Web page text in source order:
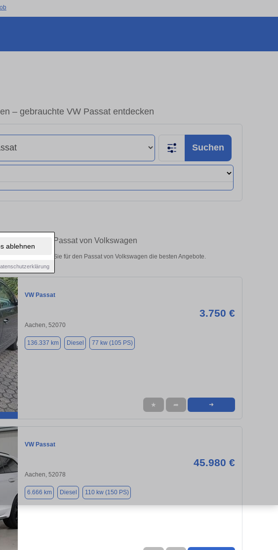
ablehnen
– gebrauchte VW Passat entdecken
Suchen
gebrauchten Passat von Volkswagen
Hier finden Sie für den Passat von Volkswagen die besten Angebote.
VW Passat
3.750 €
Aachen, 52070
136.337 km Diesel 77 kw (105 PS)
★ ➦ ➜
VW Passat
45.980 €
Aachen, 52078
6.666 km Diesel 110 kw (150 PS)